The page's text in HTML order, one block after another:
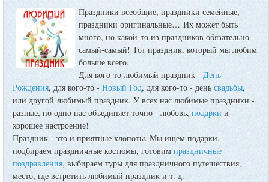
Праздники всеобщие, праздники семейные,
праздники оригинальные… Их может быть
много, но какой-то из праздников обязательно -
самый-самый! Тот праздник, который мы любим
больше всего.
Для кого-то любимый праздник - День
Рождения, для кого-то -Новый Год, для кого-то - деньсвадьбы,
или другой любимый праздник. У всех нас любимые праздники -
разные, но одно нас объединяет точно - любовь,подаркии
хорошее настроение!
Праздник - это и приятные хлопоты. Мы ищем подарки,
подбираем праздничные костюмы, готовимпраздничные
поздравления, выбираем туры для праздничного путешествия,
место, где встретить любимый праздник и т. д.